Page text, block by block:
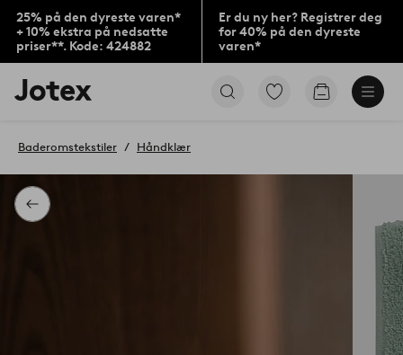
25% på den dyreste varen*
+ 10% ekstra på nedsatte
priser**. Kode: 424882
Er du ny her? Registrer deg
for 40% på den dyreste
varen*
Jotex’
logo
til
Gå
Gå
Tilbake
Baderomstekstiler Håndklær